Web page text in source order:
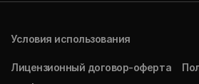
Условия использования
Лицензионный договор-оферта